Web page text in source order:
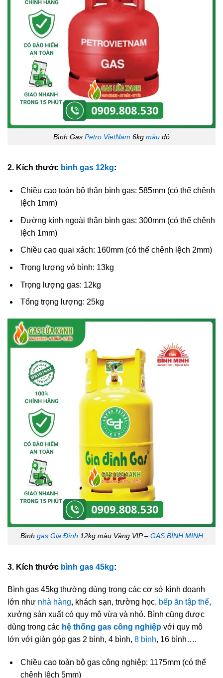
Bình Gas Petro VietNam 6kg màu đỏ
2. Kích thước bình gas 12kg:
Chiều cao toàn bộ thân bình gas: 585mm (có thể chênh
lệch 1mm)
Đường kính ngoài thân bình gas: 300mm (có thể chênh
lệch 1mm)
Chiều cao quai xách: 160mm (có thể chênh lệch 2mm)
Trọng lượng vỏ bình: 13kg
Trọng lượng gas: 12kg
Tổng trọng lượng: 25kg
Bình gas Gia Đình 12kg màu Vàng VIP – GAS BÌNH MINH
3. Kích thước bình gas 45kg:
Bình gas 45kg thường dùng trong các cơ sở kinh doanh
lớn như nhà hàng, khách sạn, trường học, bếp ăn tập thể,
xưởng sản xuất có quy mô vừa và nhỏ. Bình cũng được
dùng trong các hệ thống gas công nghiệp với quy mô
lớn với giàn góp gas 2 bình, 4 bình, 8 bình, 16 bình….
Chiều cao toàn bộ gas công nghiệp: 1175mm (có thể
chênh lệch 5mm)